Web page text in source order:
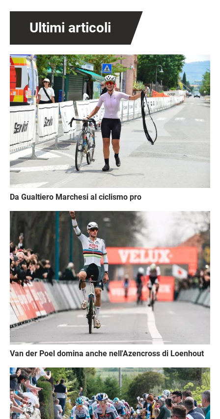
Ultimi articoli
Immagine
Da Gualtiero Marchesi al ciclismo pro
Van der Poel domina anche nell'Azencross di Loenhout
Immagine